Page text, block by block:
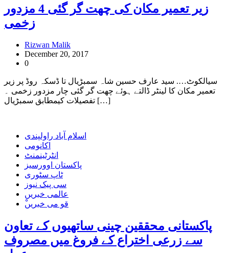
زیر تعمیر مکان کی چھت گر گئی 4 مزدور
زخمی
Rizwan Malik
December 20, 2017
0
سیالکوٹ…. سید عارف حسین شاہ سمبڑیال تا ڈسکہ روڈ پر زیر
تعمیر مکان کا لینٹر ڈالتے ہوئے چھت گر گئی چار مزدور زخمی ۔
تفصیلات کیمطابق سمبڑیال […]
اسلام آباد راولپندی
اکانومی
انٹرٹینمنٹ
پاکستان اوورسیز
ٹاپ سٹوری
سی پیک نیوز
عالمی خبریں
ْقو می خبریں
پاکستانی محققین چینی ساتھیوں کے تعاون
سے زرعی اختراع کے فروغ میں مصروف